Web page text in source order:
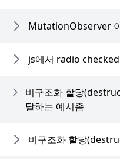
MutationObserver
js에서 radio checked
비구조화 할당
달하는 예시좀
비구조화 할당